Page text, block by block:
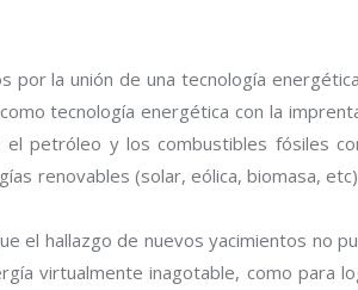
la unión de una tecnología
tecnología energética con la
petróleo y los combustibles fósiles
renovables (solar, eólica, biomasa,
el hallazgo de nuevos yacimientos no
virtualmente inagotable, como para